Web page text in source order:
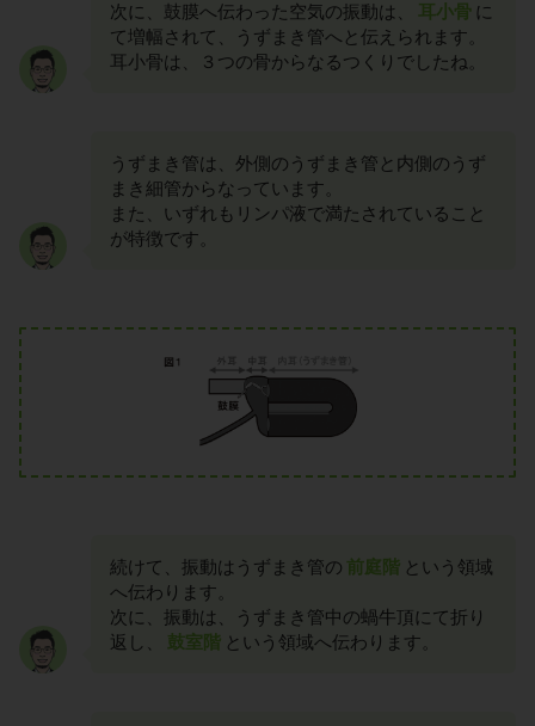
次に、鼓膜へ伝わった空気の振動は、
耳小骨 に
て増幅されて、うずまき管へと伝えられます。
耳小骨は、３つの骨からなるつくりでしたね。
うずまき管は、外側のうずまき管と内側のうず
まき細管からなっています。
また、いずれもリンパ液で満たされていること
が特徴です。
続けて、振動はうずまき管の 前庭階 という領域
へ伝わります。
次に、振動は、うずまき管中の蝸牛頂にて折り
返し、
鼓室階 という領域へ伝わります。